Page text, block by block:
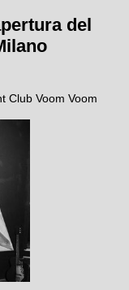
del
Club Voom Voom